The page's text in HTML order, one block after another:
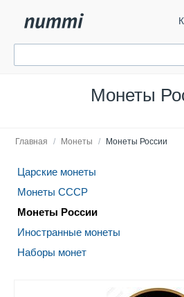
Монеты
Главная / Монеты / Монеты России
Царские монеты
Монеты СССР
Монеты России
Иностранные монеты
Наборы монет